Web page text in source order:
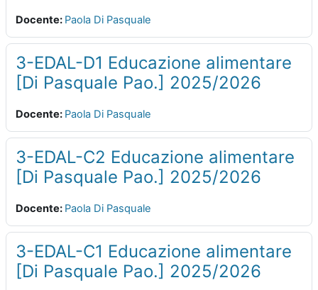
Docente: Paola Di Pasquale
3-EDAL-D1 Educazione alimentare
[Di Pasquale Pao.] 2025/2026
Docente: Paola Di Pasquale
3-EDAL-C2 Educazione alimentare
[Di Pasquale Pao.] 2025/2026
Docente: Paola Di Pasquale
3-EDAL-C1 Educazione alimentare
[Di Pasquale Pao.] 2025/2026